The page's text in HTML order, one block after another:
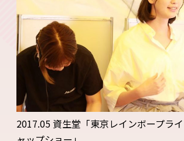
2017.05 資生堂「東京レインボープラ